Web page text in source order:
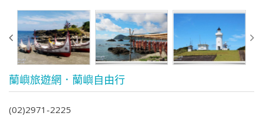
蘭嶼旅遊網．蘭嶼自由行
(02)2971-2225